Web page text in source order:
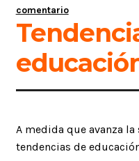
comentario
A medida que avanza
tendencias de